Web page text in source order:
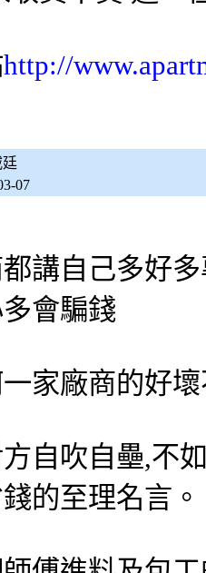
http://
廷
07
講自己多好
會騙錢
家廠商的好
自吹自壘,不
的至理名言。